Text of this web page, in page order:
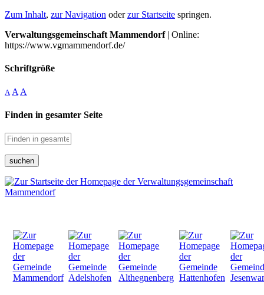
Zum Inhalt, zur Navigation oderzur Startseite springen.
Verwaltungsgemeinschaft Mammendorf| Online:
https://www.vgmammendorf.de/
Schriftgröße
A A A
Finden in gesamter Seite
suchen